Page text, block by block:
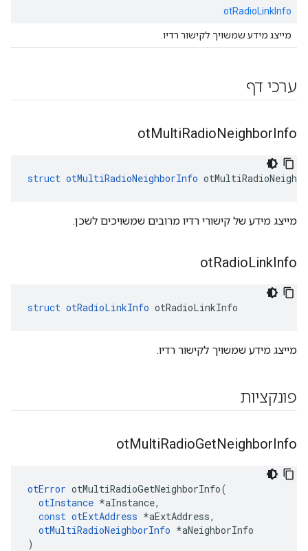
otRadioLinkInfo
מייצג מידע שמשויך לקישור רדיו.
ערכי דף
otMultiRadioNeighborInfo
struct otMultiRadioNeighborInfo
מייצג מידע של קישורי רדיו מרובים שמשויכים לשכן.
otRadioLinkInfo
struct otRadioLinkInfo otRadioLinkInfo
מייצג מידע שמשויך לקישור רדיו.
פונקציות
otMultiRadioGetNeighborInfo
otError otMultiRadioGetNeighborInfo(
otInstance *aInstance,
const otExtAddress *aExtAddress,
otMultiRadioNeighborInfo *aNeighborInfo
)